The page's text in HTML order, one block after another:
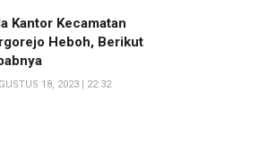
Kantor Kecamatan
Heboh, Berikut
18, 2023 | 22:32